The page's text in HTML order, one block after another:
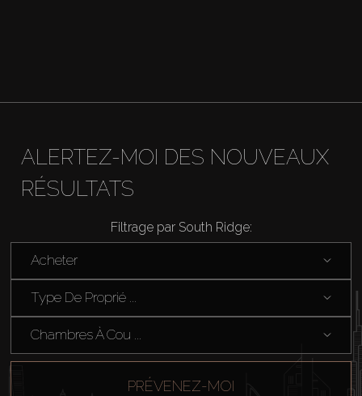
ALERTEZ-MOI DES NOUVEAUX
RÉSULTATS
Filtrage par South Ridge:
Acheter
Type De Proprié ...
Chambres À Cou ...
PRÉVENEZ-MOI